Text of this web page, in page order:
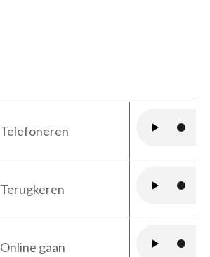
Telefoneren
Terugkeren
Online gaan